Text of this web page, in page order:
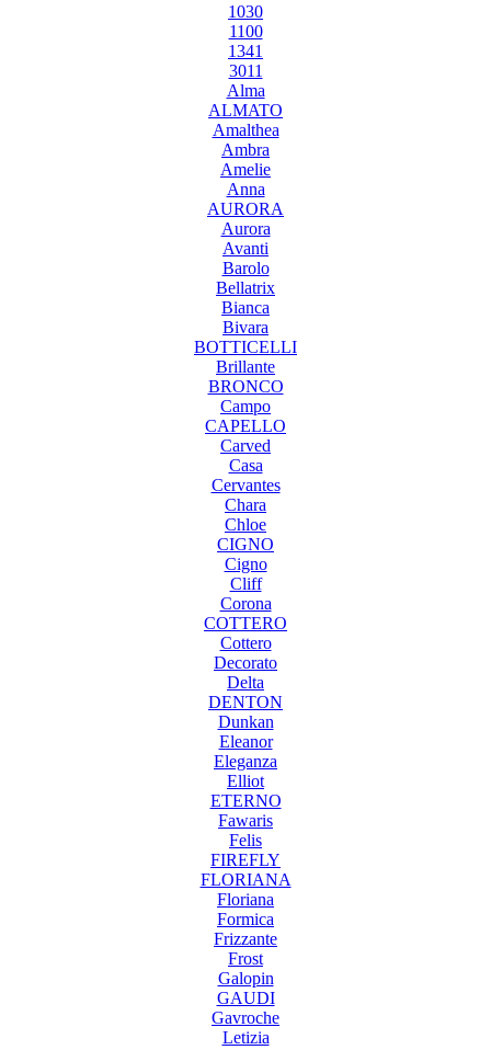
1030
1100
1341
3011
Alma
ALMATO
Amalthea
Ambra
Amelie
Anna
AURORA
Aurora
Avanti
Barolo
Bellatrix
Bianca
Bivara
BOTTICELLI
Brillante
BRONCO
Campo
CAPELLO
Carved
Casa
Cervantes
Chara
Chloe
CIGNO
Cigno
Cliff
Corona
COTTERO
Cottero
Decorato
Delta
DENTON
Dunkan
Eleanor
Eleganza
Elliot
ETERNO
Fawaris
Felis
FIREFLY
FLORIANA
Floriana
Formica
Frizzante
Frost
Galopin
GAUDI
Gavroche
Letizia